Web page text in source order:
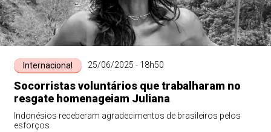
Internacional 25/06/2025 - 18h50
Socorristas voluntários que trabalharam no
resgate homenageiam Juliana
Indonésios receberam agradecimentos de brasileiros pelos
esforços